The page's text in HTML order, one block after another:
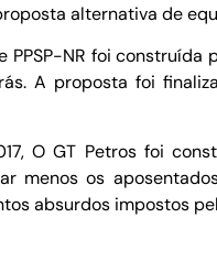
alternativa de
NR foi construída
A proposta foi
O GT Petros foi
menos os
absurdos impostos